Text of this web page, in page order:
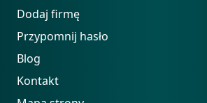
Dodaj firmę
Przypomnij hasło
Blog
Kontakt